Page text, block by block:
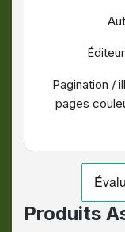
Pagination /
pages
Produits